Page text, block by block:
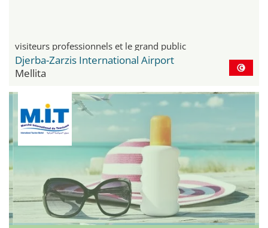
visiteurs professionnels et le grand public
Djerba-Zarzis International Airport
Mellita